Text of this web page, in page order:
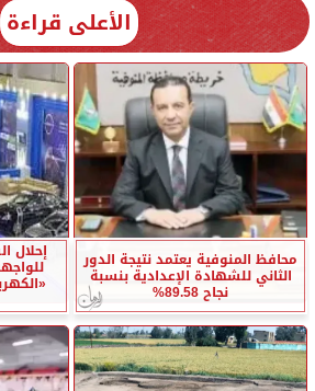
الأعلى قراءة
محافظ المنوفية يعتمد نتيجة الدور
الثاني للشهادة الإعدادية بنسبة
نجاح 89.58%
إحلال